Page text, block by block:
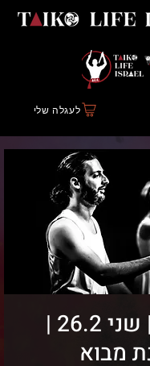
לעגלה שלי
19:00 | שני 26.2 |
מבוא